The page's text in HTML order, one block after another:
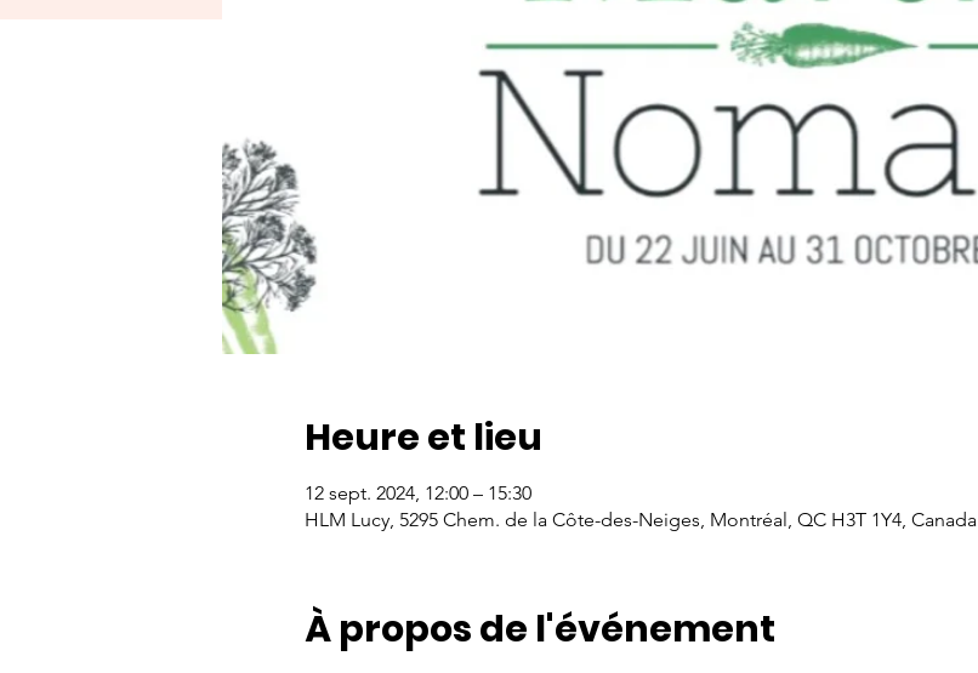
Heure et lieu
12 sept. 2024, 12:00 – 15:30
HLM Lucy, 5295 Chem. de la Côte-des-Neiges, Montréal, QC H3T 1Y4, Canada
À propos de l'événement